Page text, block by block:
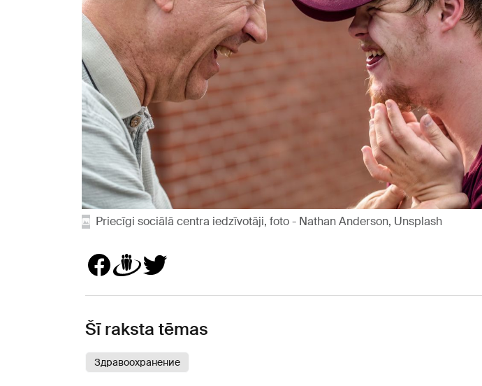
Priecīgi sociālā centra iedzīvotāji, foto - Nathan Anderson, Unsplash
Šī raksta tēmas
Здравоохранение